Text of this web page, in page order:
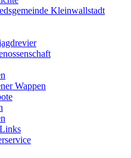
Kleinwallstadt
Wappen